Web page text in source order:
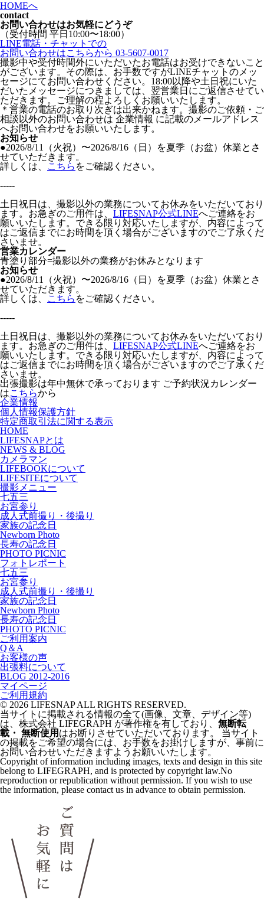
HOMEへ
contact
お問い合わせはお気軽にどうぞ
（受付時間 平日10:00〜18:00）
LINE電話・チャットでの
お問い合わせはこちらから 03-5607-0017
撮影中や受付時間外にいただいたお電話はお受けできないこと
がございます。その際は、お手数ですがLINEチャットのメッ
セージにてお問い合わせください。18:00以降や土日祝にいた
だいたメッセージにつきましては、翌営業日にご返信させてい
ただきます。ご理解の程よろしくお願いいたします。
＊営業の電話のお取り次ぎは出来かねます。撮影のご依頼・ご
相談以外のお問い合わせは 企業情報 に記載のメールアドレス
へお問い合わせをお願いいたします。
お知らせ
●2026/8/11（火祝）〜2026/8/16（日）を夏季（お盆）休業とさ
せていただきます。
詳しくは、
こちら をご確認ください。
-----
土日祝日は、撮影以外の業務についてお休みをいただいており
ます。お急ぎのご用件は、 LIFESNAP公式LINEへご連絡をお
願いいたします。できる限り対応いたしますが、内容によって
はご返信までにお時間を頂く場合がございますのでご了承くだ
さいませ。
営業カレンダー
青塗り 部分=撮影以外の業務がお休みとなります
お知らせ
●2026/8/11（火祝）〜2026/8/16（日）を夏季（お盆）休業とさ
せていただきます。
詳しくは、
こちら をご確認ください。
-----
土日祝日は、撮影以外の業務についてお休みをいただいており
ます。お急ぎのご用件は、 LIFESNAP公式LINEへご連絡をお
願いいたします。できる限り対応いたしますが、内容によって
はご返信までにお時間を頂く場合がございますのでご了承くだ
さいませ。
出張撮影は年中無休で承っております ご予約状況カレンダー
はこちらから
企業情報
個人情報保護方針
特定商取引法に関する表示
HOME
LIFESNAPとは
NEWS & BLOG
カメラマン
LIFEBOOKについて
LIFESITEについて
撮影メニュー
七五三
お宮参り
成人式前撮り・後撮り
家族の記念日
Newborn Photo
長寿の記念日
PHOTO PICNIC
フォトレポート
七五三
お宮参り
成人式前撮り・後撮り
家族の記念日
Newborn Photo
長寿の記念日
PHOTO PICNIC
ご利用案内
Q＆A
お客様の声
出張料について
BLOG 2012-2016
マイページ
ご利用規約
© 2026 LIFESNAP ALL RIGHTS RESERVED.
当サイトに掲載される情報の全て(画像、文章、デザイン等)
は、 株式会社 LIFEGRAPH が著作権を有しており、 無断転
載・ 無断使用 はお断りさせていただいております。
当サイト
の掲載をご希望の場合には、 お手数をお掛けしますが、 事前に
お問い合わせいただきますよう お願いいたします。
Copyright of information including images, texts and design in this site
belong to LIFEGRAPH, and is protected by copyright law.No
reproduction or republication without permission. If you wish to use
the information, please contact us in advance to obtain permission.